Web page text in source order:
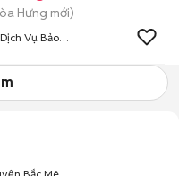
Hưng mới)
Vụ Bảo